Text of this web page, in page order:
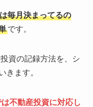
毎月決まってるの
です。
資の記録方法を、シ
きます。
不動産投資に対応し